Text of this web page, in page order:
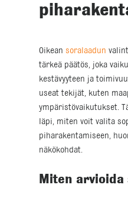
Oikean soralaadun
tärkeä päätös, joka
kestävyyteen ja
useat tekijät, kuten
ympäristövaikutukset.
läpi, miten voit valita
piharakentamiseen,
näkökohdat.
Miten